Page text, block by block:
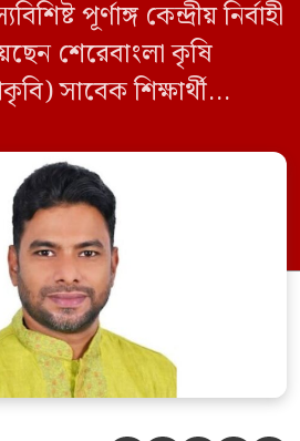
পূর্ণাঙ্গ কেন্দ্রীয় নির্বাহী
শেরেবাংলা কৃষি
সাবেক শিক্ষার্থী
সম্পাদক হিসেবে
বৃহস্পতিবার বিএনপির
রুহুল কবির রিজভী
নতুন কমিটির
জানানো হয়। কমিটিতে
সভাপতি […]